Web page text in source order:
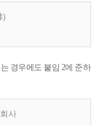
)
경우에도 붙임 2에 준하
사